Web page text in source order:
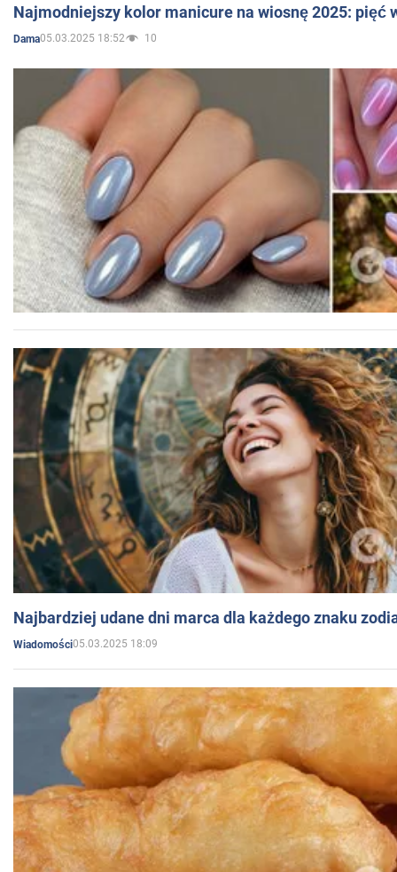
Najmodniejszy kolor manicure na wiosnę 2025: pięć
Dama05.03.2025 18:52 10
Najbardziej udane dni marca dla każdego znaku
Wiadomości05.03.2025 18:09